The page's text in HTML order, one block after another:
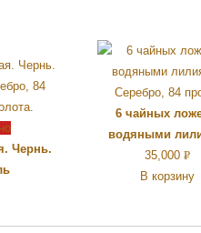
Чернь.
6 чайных
водяными
35,000 Р
УБ.
В корзину